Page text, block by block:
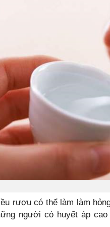
rượu có thể làm làm
người có huyết áp